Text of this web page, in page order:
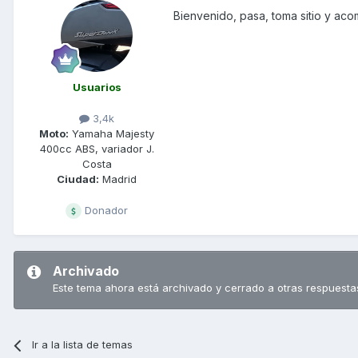
Usuarios
3,4k
Moto: Yamaha Majesty
400cc ABS, variador J.
Costa
Ciudad: Madrid
Donador
Bienvenido, pasa, toma sitio y
Archivado
Este tema ahora está archivado y cerrado a otras
Ir a la lista de temas